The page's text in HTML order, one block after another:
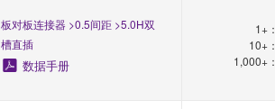
板对板连接器 >0.5间距 >5.0H双
槽直插
数据手册
1+：
10+：
1,000+：